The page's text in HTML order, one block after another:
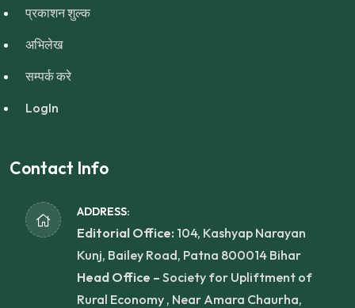
प्रकाशन शुल्क
अभिलेख
सम्पर्क करे
LogIn
Contact Info
ADDRESS:
Editorial Office: 104, Kashyap Narayan
Kunj, Bailey Road, Patna 800014 Bihar
Head Office – Society for Upliftment of
Rural Economy , Near Amara Chaurha,